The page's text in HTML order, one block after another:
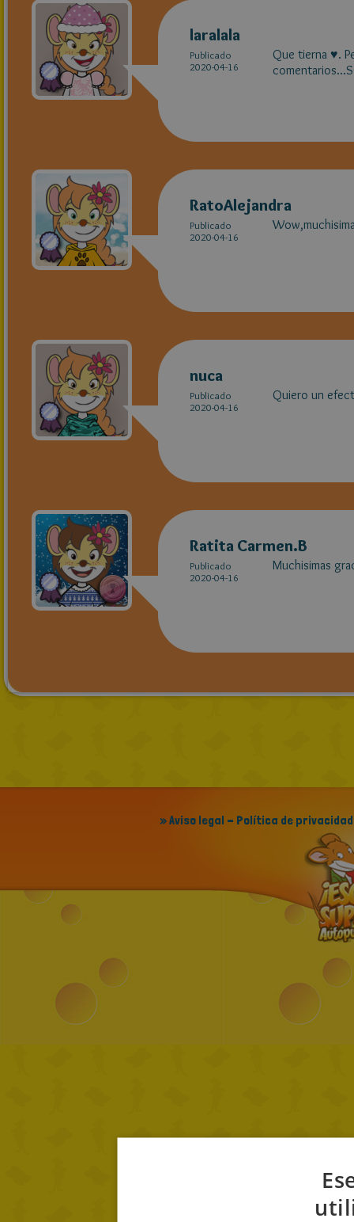
laralala
Publicado
2020-04-16
Que tierna ♥.
RatoAlejandra
Publicado
2020-04-16
nuca
Publicado
2020-04-16
Quiero un
Ratita Carmen.B
Publicado
2020-04-16
Muchisimas
» Aviso legal - Política de privacidad